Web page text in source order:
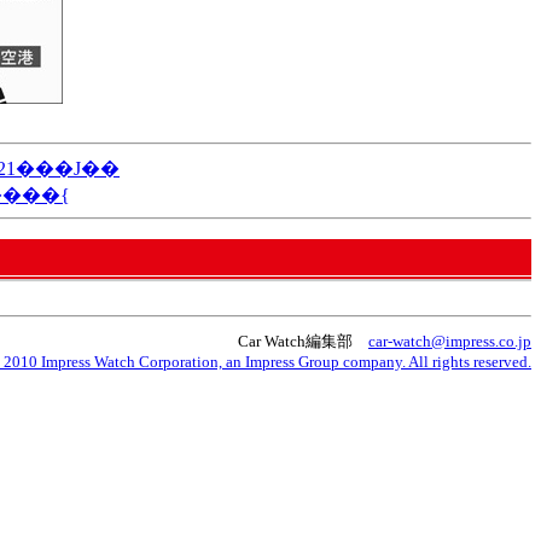
Car Watch編集部 car-watch@impress.co.jp
Impress Watch Corporation, an Impress Group company. All rights reserved.